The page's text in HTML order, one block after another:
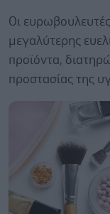
Οι
μεγαλύτερης
προϊόντα,
προστασίας της